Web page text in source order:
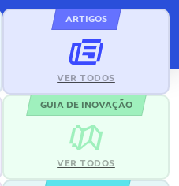
ARTIGOS
VER TODOS
GUIA DE INOVAÇÃO
VER TODOS